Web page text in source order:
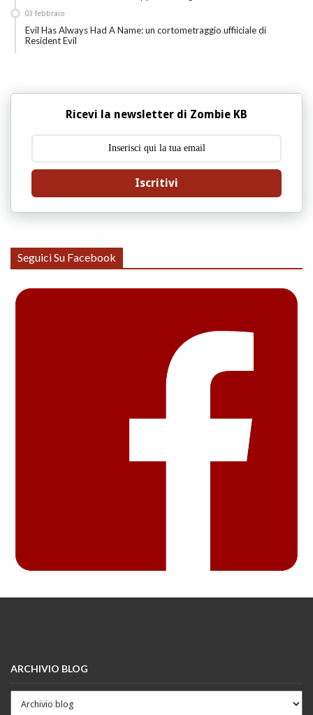
Evil Has Always Had A Name: un cortometraggio uffiiciale di
Resident Evil
03 febbraio
Ricevi la newsletter di Zombie KB
Iscritivi
Seguici Su Facebook
ARCHIVIO BLOG